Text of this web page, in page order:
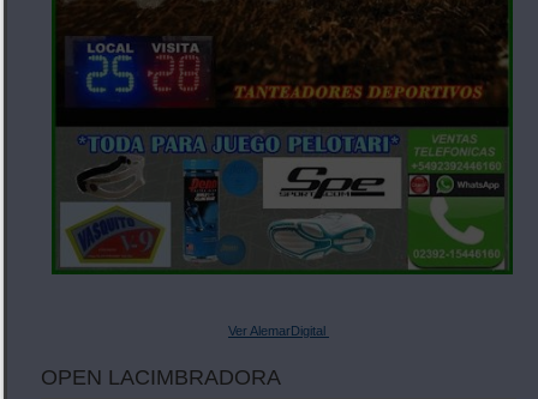
Ver AlemarDigital
OPEN LACIMBRADORA